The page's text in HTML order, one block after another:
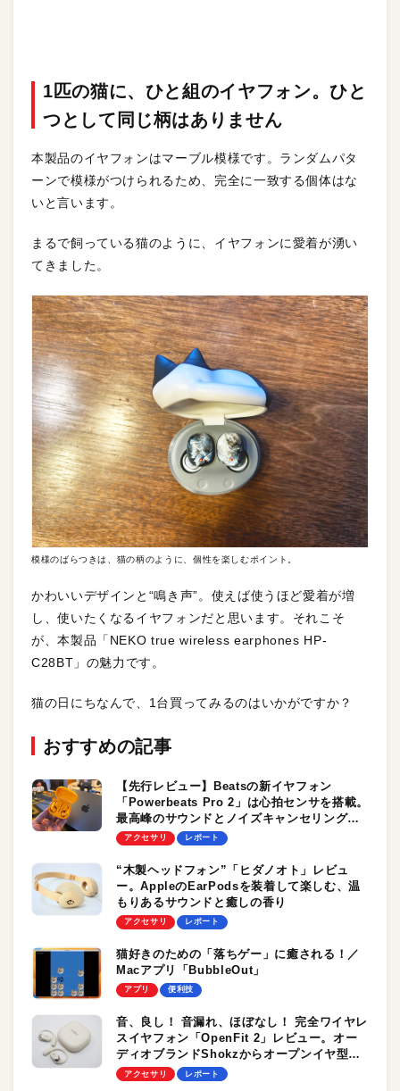
1匹の猫に、ひと組のイヤフォン。ひと
つとして同じ柄はありません
本製品のイヤフォンはマーブル模様です。ランダムパタ
ーンで模様がつけられるため、完全に一致する個体はな
いと言います。
まるで飼っている猫のように、イヤフォンに愛着が湧い
てきました。
模様のばらつきは、猫の柄のように、個性を楽しむポイント。
かわいいデザインと“鳴き声”。使えば使うほど愛着が増
し、使いたくなるイヤフォンだと思います。それこそ
が、本製品「NEKO true wireless earphones HP-
C28BT」の魅力です。
猫の日にちなんで、1台買ってみるのはいかがですか？
おすすめの記事
【先行レビュー】Beatsの新イヤフォン
「Powerbeats Pro 2」は心拍センサを搭載。
最高峰のサウンドとノイズキャンセリング性
能をさっそくチェック！
アクセサリ レポート
“木製ヘッドフォン”「ヒダノオト」レビュ
ー。AppleのEarPodsを装着して楽しむ、温
もりあるサウンドと癒しの香り
アクセサリ レポート
猫好きのための「落ちゲー」に癒される！／
Macアプリ「BubbleOut」
アプリ 便利技
音、良し！ 音漏れ、ほぼなし！ 完全ワイヤレ
スイヤフォン「OpenFit 2」レビュー。オー
ディオブランドShokzからオープンイヤ型の
新モデルが登場！ 既存ユーザにもおすすめの
アクセサリ レポート